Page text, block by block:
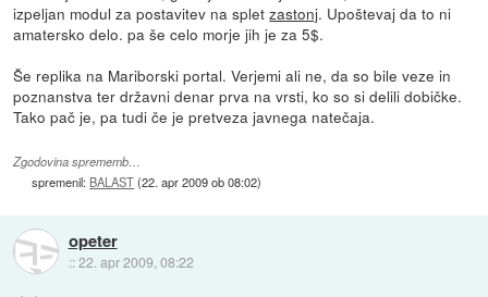
izpeljan modul za postavitev na spletzastonj. Upoštevaj da to ni
amatersko delo. pa še celo morje jih je za 5$.
Še replika na Mariborski portal. Verjemi ali ne, da so bile veze in
poznanstva ter državni denar prva na vrsti, ko so si delili dobičke.
Tako pač je, pa tudi če je pretveza javnega natečaja.
Zgodovina sprememb…
spremenil: BALAST(22. apr 2009 ob 08:02)
opeter
::22. apr 2009, 08:22